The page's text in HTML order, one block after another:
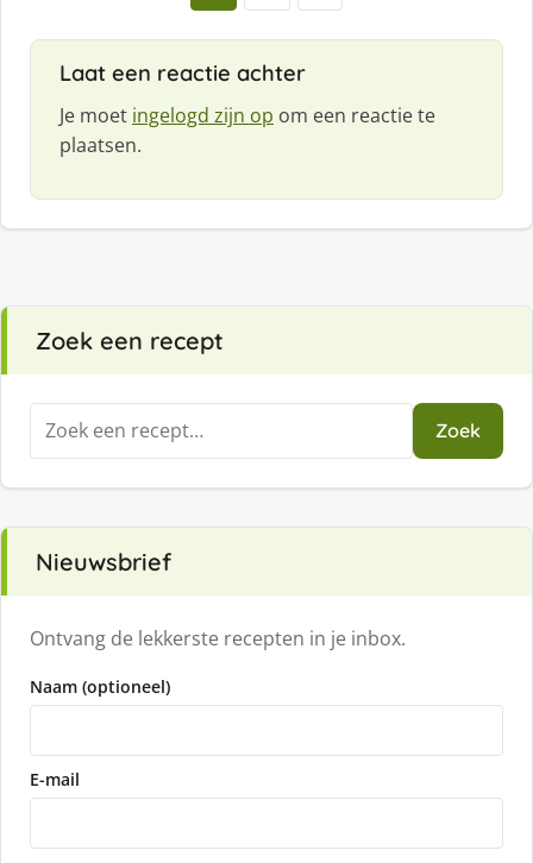
Laat een reactie achter
Je moet ingelogd zijn op om een reactie te
plaatsen.
Zoek een recept
Zoeken
naar:
Zoek
Nieuwsbrief
Ontvang de lekkerste recepten in je inbox.
Naam (optioneel)
E-mail